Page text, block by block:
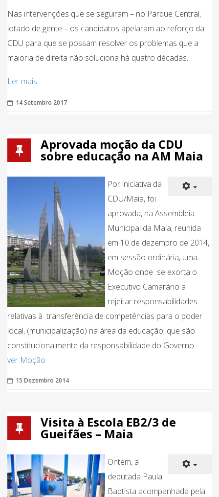
Nas intervenções que se seguiram – no Parque Central,
lotado de gente – os candidatos apelaram ao reforço da
CDU para que se possam resolver os problemas que a
maioria de direita não soluciona há quatro décadas.
Ler mais...
14 Setembro 2017
Aprovada moção da CDU
sobre educação na AM Maia
Por iniciativa da
CDU/Maia, foi
aprovada, na Assembleia
Municipal da Maia, reunida
em 10 de dezembro de 2014,
em sessão ordinária, uma
Moção onde se exorta o
Executivo Camarário a
rejeitar responsabilidades
relativas à transferência de competências para o poder
local, (municipalização) na área da educação, que são
constitucionalmente da responsabilidade do Governo.
ver Moção
15 Dezembro 2014
Visita à Escola EB2/3 de
Gueifães – Maia
Ontem, a
deputada Paula
Baptista acompanhada pela